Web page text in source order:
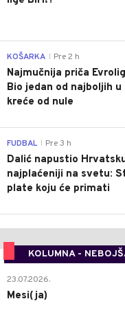
KOŠARKA Pre 2 h
Najmučnija priča
Bio jedan od najboljih u
kreće od nule
FUDBAL Pre 3 h
Dalić napustio
najplaćeniji na svetu:
plate koju će primati
KOLUMNA -
23.07.2026.
Mesi(ja)